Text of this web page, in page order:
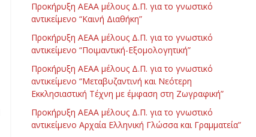
Προκήρυξη ΑΕΑΑ μέλους Δ.Π. για το γνωστικό
αντικείμενο “Καινή Διαθήκη”
Προκήρυξη ΑΕΑΑ μέλους Δ.Π. για το γνωστικό
αντικείμενο “Ποιμαντική-Εξομολογητική”
Προκήρυξη ΑΕΑΑ μέλους Δ.Π. για το γνωστικό
αντικείμενο “Μεταβυζαντινή και Νεότερη
Εκκλησιαστική Τέχνη με έμφαση στη Ζωγραφική”
Προκήρυξη ΑΕΑΑ μέλους Δ.Π. για το γνωστικό
αντικείμενο Αρχαία Ελληνική Γλώσσα και Γραμματεία”